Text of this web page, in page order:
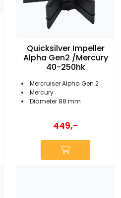
Quicksilver Impeller
Alpha Gen2 /Mercury
40-250hk
Mercruiser Alpha Gen 2
Mercury
Diameter 88 mm
449,-